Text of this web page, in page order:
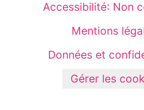
Accessibilité: Non
Mentions
Données et
Gérer les